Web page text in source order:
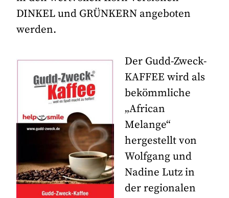
DINKEL und GRÜNKERN angeboten
werden.
Der Gudd-Zweck-
KAFFEE wird als
bekömmliche
„African
Melange“
hergestellt von
Wolfgang und
Nadine Lutz in
der regionalen